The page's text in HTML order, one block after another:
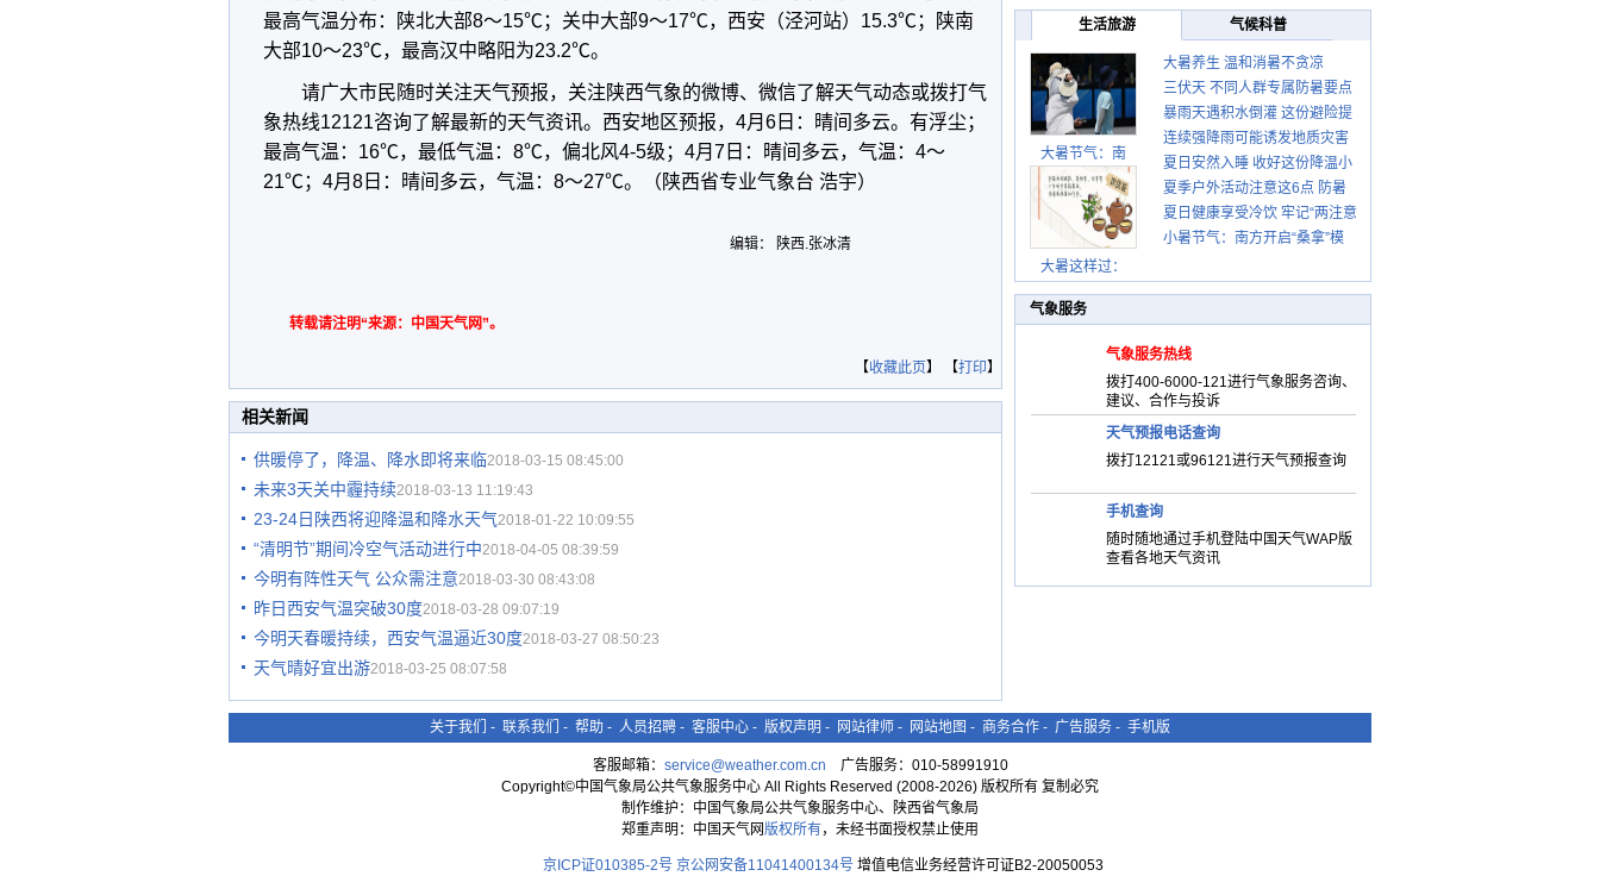
最高气温分布：陕北大部8～15℃；关中大部9～17℃，西安（泾河站）15.3℃；陕南
大部10～23℃，最高汉中略阳为23.2℃。
请广大市民随时关注天气预报，关注陕西气象的微博、微信了解天气动态或拨打气
象热线12121咨询了解最新的天气资讯。西安地区预报，4月6日：晴间多云。有浮尘；
最高气温：16℃，最低气温：8℃，偏北风4-5级；4月7日：晴间多云，气温：4～
21℃；4月8日：晴间多云，气温：8～27℃。（陕西省专业气象台 浩宇）
编辑： 陕西.张冰清
转载请注明“来源：中国天气网”。
【收藏此页】 【打印】
相关新闻
供暖停了，降温、降水即将来临2018-03-15 08:45:00
未来3天关中霾持续2018-03-13 11:19:43
23-24日陕西将迎降温和降水天气2018-01-22 10:09:55
“清明节”期间冷空气活动进行中2018-04-05 08:39:59
今明有阵性天气 公众需注意2018-03-30 08:43:08
昨日西安气温突破30度2018-03-28 09:07:19
今明天春暖持续，西安气温逼近30度2018-03-27 08:50:23
天气晴好宜出游2018-03-25 08:07:58
生活旅游 气候科普
大暑节气：南
大暑这样过：
大暑养生 温和消暑不贪凉
三伏天 不同人群专属防暑要点
请收好
暴雨天遇积水倒灌 这份避险提
示请收好
连续强降雨可能诱发地质灾害
这些前兆要知道
夏日安然入睡 收好这份降温小
贴士
夏季户外活动注意这6点 防暑
健身两不误
夏日健康享受冷饮 牢记“两注意
一控制”
小暑节气：南方开启“桑拿”模
气象服务
气象服务热线
拨打400-6000-121进行气象服务咨询、
建议、合作与投诉
天气预报电话查询
拨打12121或96121进行天气预报查询
手机查询
随时随地通过手机登陆中国天气WAP版
查看各地天气资讯
关于我们 - 联系我们 - 帮助 - 人员招聘 - 客服中心 - 版权声明 - 网站律师 - 网站地图 - 商务合作 - 广告服务 - 手机版
客服邮箱： service@weather.com.cn 广告服务：010-58991910
Copyright©中国气象局公共气象服务中心 All Rights Reserved (2008-2026) 版权所有 复制必究
制作维护：中国气象局公共气象服务中心、陕西省气象局
郑重声明：中国天气网版权所有，未经书面授权禁止使用
京ICP证010385-2号 京公网安备11041400134号增值电信业务经营许可证B2-20050053